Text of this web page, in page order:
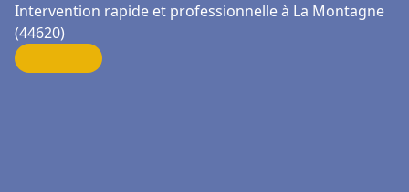
Intervention rapide et professionnelle à La Montagne
(44620)